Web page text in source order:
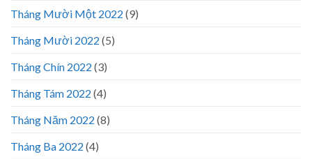
Tháng Mười Một 2022 (9)
Tháng Mười 2022 (5)
Tháng Chín 2022 (3)
Tháng Tám 2022 (4)
Tháng Năm 2022 (8)
Tháng Ba 2022 (4)